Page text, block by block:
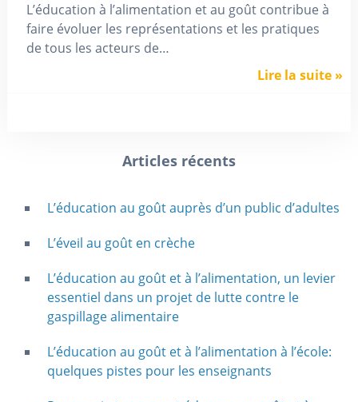
L’éducation à l’alimentation et au goût contribue à
faire évoluer les représentations et les pratiques
de tous les acteurs de…
Lire la suite »
Articles récents
L’éducation au goût auprès d’un public d’adultes
L’éveil au goût en crèche
L’éducation au goût et à l’alimentation, un levier
essentiel dans un projet de lutte contre le
gaspillage alimentaire
L’éducation au goût et à l’alimentation à l’école:
quelques pistes pour les enseignants